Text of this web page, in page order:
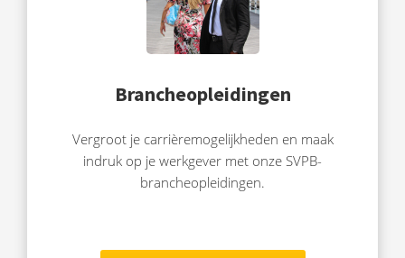
Brancheopleidingen
Vergroot je carrièremogelijkheden en maak
indruk op je werkgever met onze SVPB-
brancheopleidingen.